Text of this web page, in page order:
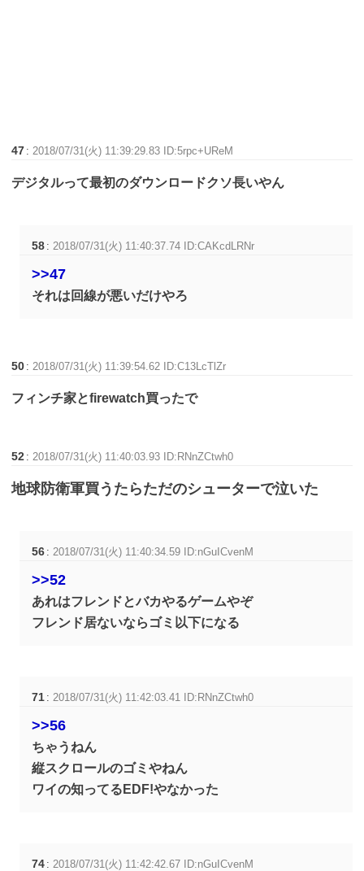
47 :2018/07/31(火) 11:39:29.83 ID:5rpc+UReM
デジタルって最初のダウンロードクソ長いやん
58 : 2018/07/31(火) 11:40:37.74 ID:CAKcdLRNr
>>47
それは回線が悪いだけやろ
50 : 2018/07/31(火) 11:39:54.62 ID:C13LcTlZr
フィンチ家とfirewatch買ったで
52 : 2018/07/31(火) 11:40:03.93 ID:RNnZCtwh0
地球防衛軍買うたらただのシューターで泣いた
56 : 2018/07/31(火) 11:40:34.59 ID:nGuICvenM
>>52
あれはフレンドとバカやるゲームやぞ
フレンド居ないならゴミ以下になる
71 : 2018/07/31(火) 11:42:03.41 ID:RNnZCtwh0
>>56
ちゃうねん
縦スクロールのゴミやねん
ワイの知ってるEDF!やなかった
74 : 2018/07/31(火) 11:42:42.67 ID:nGuICvenM